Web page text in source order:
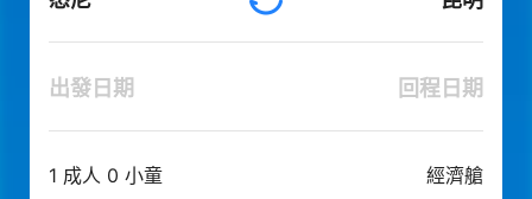
出發日期 回程日期
1 成人 0 小童 經濟艙